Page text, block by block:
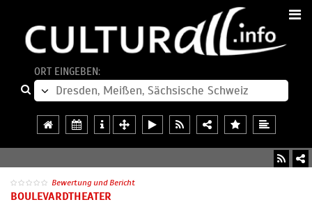
ORT EINGEBEN:
Bewertung und Bericht
BOULEVARDTHEATER